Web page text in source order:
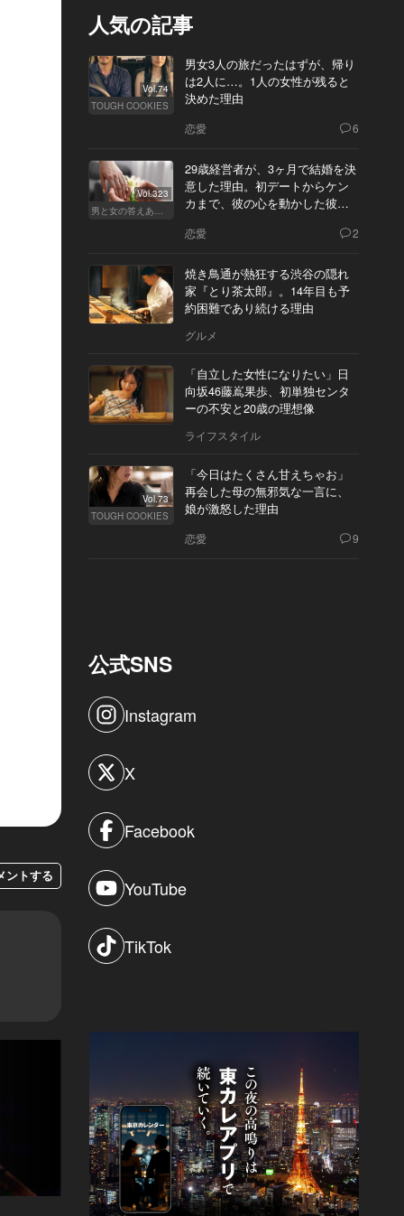
ントする
人気の記事
Vol.74
TOUGH COOKIES
男女3人の旅だったはずが、帰り
は2人に…。1人の女性が残ると
決めた理由
恋愛 6
Vol.323
男と女の答えあわせ【Q】
29歳経営者が、3ヶ月で結婚を決
意した理由。初デートからケン
カまで、彼の心を動かした彼女
恋愛 2
焼き鳥通が熱狂する渋谷の隠れ
家『とり茶太郎』。14年目も予
約困難であり続ける理由
グルメ
「自立した女性になりたい」日
向坂46藤嶌果歩、初単独センタ
ーの不安と20歳の理想像
ライフスタイル
Vol.73
TOUGH COOKIES
「今日はたくさん甘えちゃお」
再会した母の無邪気な一言に、
娘が激怒した理由
恋愛 9
公式SNS
Instagram
X
Facebook
YouTube
TikTok